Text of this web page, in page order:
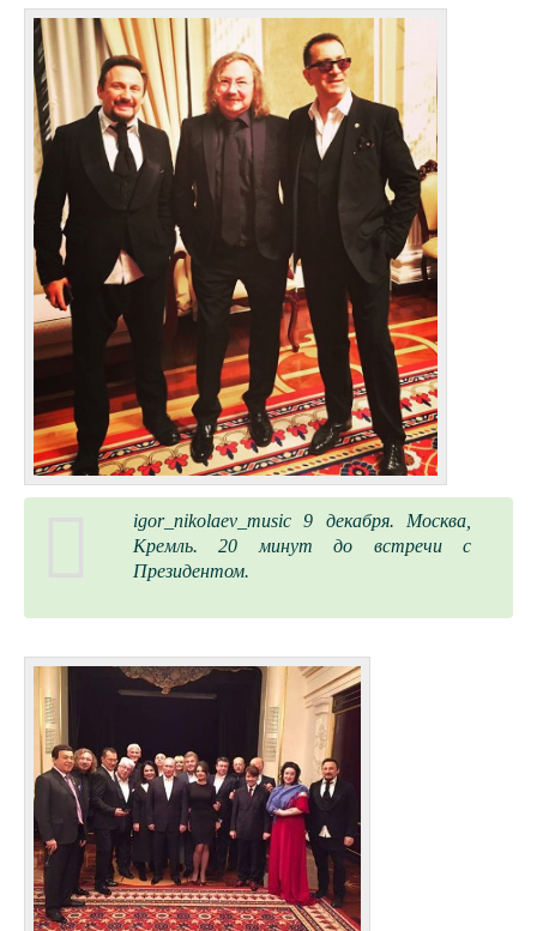
igor_nikolaev_music 9 декабря. Москва,
Кремль. 20 минут до встречи с
Президентом.